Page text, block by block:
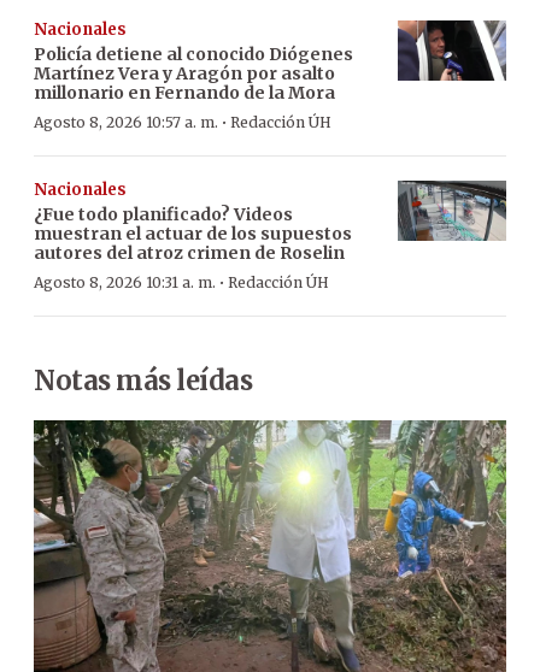
Nacionales
Policía detiene al conocido Diógenes
Martínez Vera y Aragón por asalto
millonario en Fernando de la Mora
Agosto 8, 2026 10:57 a. m. · Redacción ÚH
Nacionales
¿Fue todo planificado? Videos
muestran el actuar de los supuestos
autores del atroz crimen de Roselin
Agosto 8, 2026 10:31 a. m. · Redacción ÚH
Notas más leídas